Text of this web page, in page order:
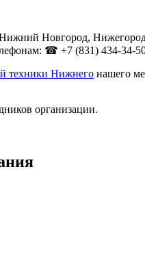
Новгород,
☎ +7 (831) 434-34-
техники Нижнего нашего
организации.